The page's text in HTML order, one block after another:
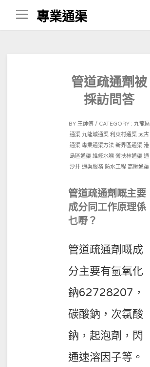
Skip
to
專業通渠
管道疏通劑被
採訪問答
BY 王師傅
POSTED
ON
2023-
08-
06
CATEGORY : 九龍區
通渠 九龍城通渠 利東村通渠 太古
通渠 專業通渠方法 新界區通渠 港
島區通渠 維修水喉 薄扶林通渠 通
沙井 通渠服務 防水工程 高壓通渠
管道疏通劑嘅主要
成分同工作原理係
乜嘢？
管道疏通劑 嘅成
分主要有氫氧化
鈉62728207 ，
碳酸鈉 ， 次氯酸
鈉 ， 起泡劑 ， 閃
通速溶因子等。